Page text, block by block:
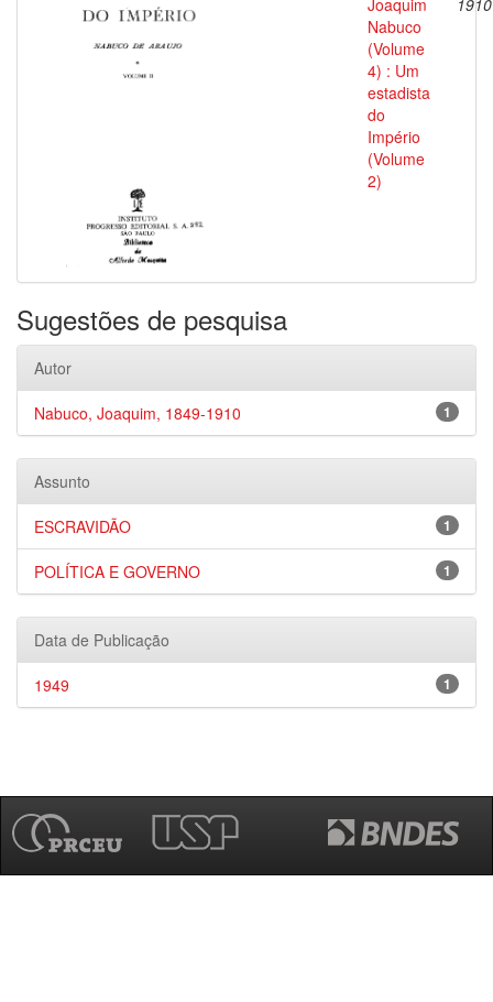
Joaquim
Nabuco
(Volume
4) : Um
estadista
do
Império
(Volume
2)
1910
Sugestões de pesquisa
Autor
1
Nabuco, Joaquim, 1849-1910
Assunto
1
ESCRAVIDÃO
1
POLÍTICA E GOVERNO
Data de Publicação
1
1949